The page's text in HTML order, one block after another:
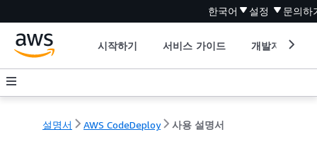
한국어 설정 문의하
시작하기 서비스 가이드 개발자 도구
설명서 AWS CodeDeploy 사용 설명서